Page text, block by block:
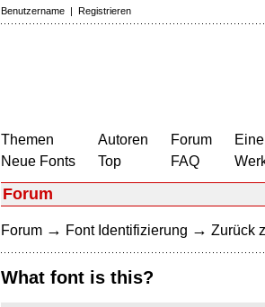
Benutzername | Registrieren
Themen
Neue Fonts
Autoren
Top
Forum
FAQ
Forum
Forum → Font Identifizierung → Zurück
What font is this?